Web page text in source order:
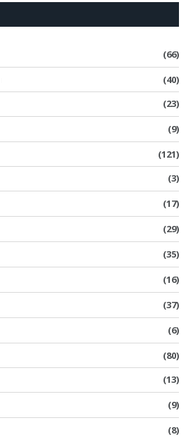
(66)
(40)
(23)
(9)
(121)
(3)
(17)
(29)
(35)
(16)
(37)
(6)
(80)
(13)
(9)
(8)